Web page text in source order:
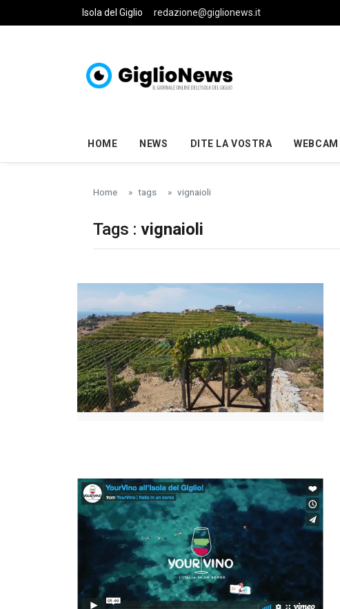
Skip to main content
Isola del Giglio redazione@giglionews.it
HOME NEWS DITE LA VOSTRA WEBCAM
Home tags vignaioli
Tags : vignaioli